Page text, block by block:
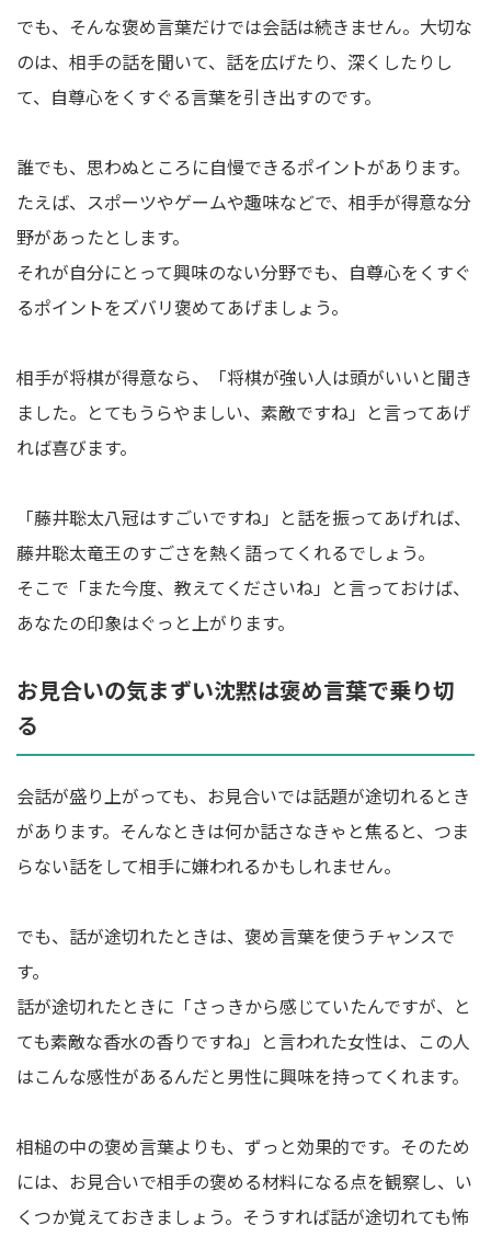
でも、そんな褒め言葉だけでは会話は続きません。大切な
のは、相手の話を聞いて、話を広げたり、深くしたりし
て、自尊心をくすぐる言葉を引き出すのです。
誰でも、思わぬところに自慢できるポイントがあります。
たえば、スポーツやゲームや趣味などで、相手が得意な分
野があったとします。
それが自分にとって興味のない分野でも、自尊心をくすぐ
るポイントをズバリ褒めてあげましょう。
相手が将棋が得意なら、「将棋が強い人は頭がいいと聞き
ました。とてもうらやましい、素敵ですね」と言ってあげ
れば喜びます。
「藤井聡太八冠はすごいですね」と話を振ってあげれば、
藤井聡太竜王のすごさを熱く語ってくれるでしょう。
そこで「また今度、教えてくださいね」と言っておけば、
あなたの印象はぐっと上がります。
お見合いの気まずい沈黙は褒め言葉で乗り切
る
会話が盛り上がっても、お見合いでは話題が途切れるとき
があります。そんなときは何か話さなきゃと焦ると、つま
らない話をして相手に嫌われるかもしれません。
でも、話が途切れたときは、褒め言葉を使うチャンスで
す。
話が途切れたときに「さっきから感じていたんですが、と
ても素敵な香水の香りですね」と言われた女性は、この人
はこんな感性があるんだと男性に興味を持ってくれます。
相槌の中の褒め言葉よりも、ずっと効果的です。そのため
には、お見合いで相手の褒める材料になる点を観察し、い
くつか覚えておきましょう。そうすれば話が途切れても怖